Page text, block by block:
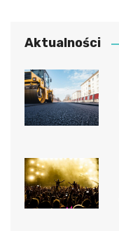
Aktualności